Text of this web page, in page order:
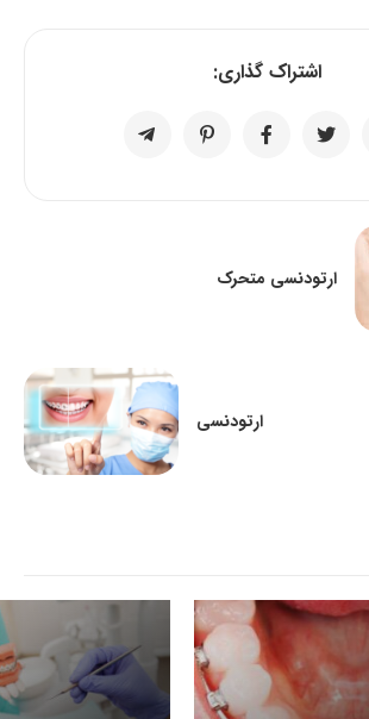
اشتراک گذاری:
ارتودنسی متحرک
ارتودنسی